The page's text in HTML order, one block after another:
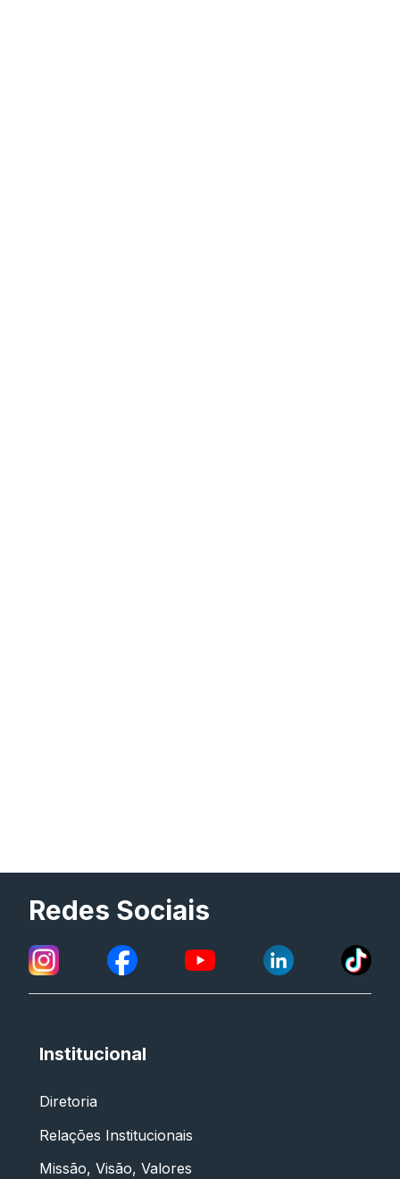
Redes Sociais
Institucional
Diretoria
Relações Institucionais
Missão, Visão, Valores